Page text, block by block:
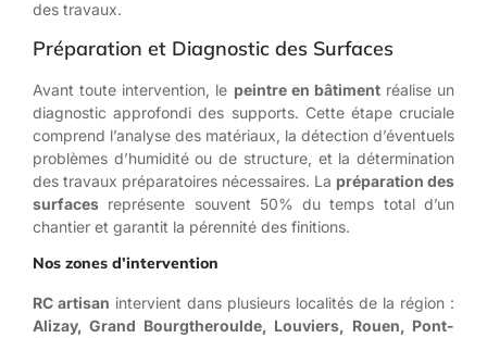
des travaux.
Préparation et Diagnostic des Surfaces
Avant toute intervention, le peintre en bâtimentréalise un
diagnostic approfondi des supports. Cette étape cruciale
comprend l’analyse des matériaux, la détection d’éventuels
problèmes d’humidité ou de structure, et la détermination
des travaux préparatoires nécessaires. La préparation des
surfaces représente souvent 50% du temps total d’un
chantier et garantit la pérennité des finitions.
Nos zones d’intervention
RC artisan intervient dans plusieurs localités de la région :
Alizay, Grand Bourgtheroulde, Louviers, Rouen, Pont-